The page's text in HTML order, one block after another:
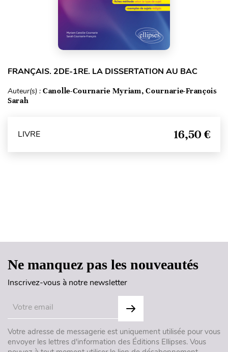
FRANÇAIS. 2DE-1RE. LA DISSERTATION AU BAC
Auteur(s) : Canolle-Cournarie Myriam, Cournarie-François
Sarah
LIVRE 16,50 €
Ne manquez pas les nouveautés
Inscrivez-vous à notre newsletter
Votre adresse de messagerie est uniquement utilisée pour vous
envoyer les lettres d'information des Éditions Ellipses. Vous